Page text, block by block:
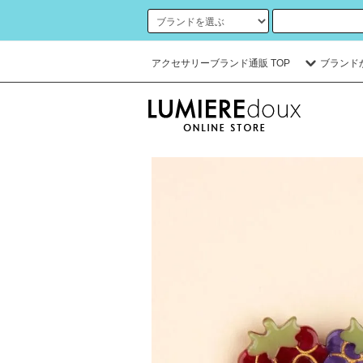
アクセサリーブランド通販 TOP ブランド